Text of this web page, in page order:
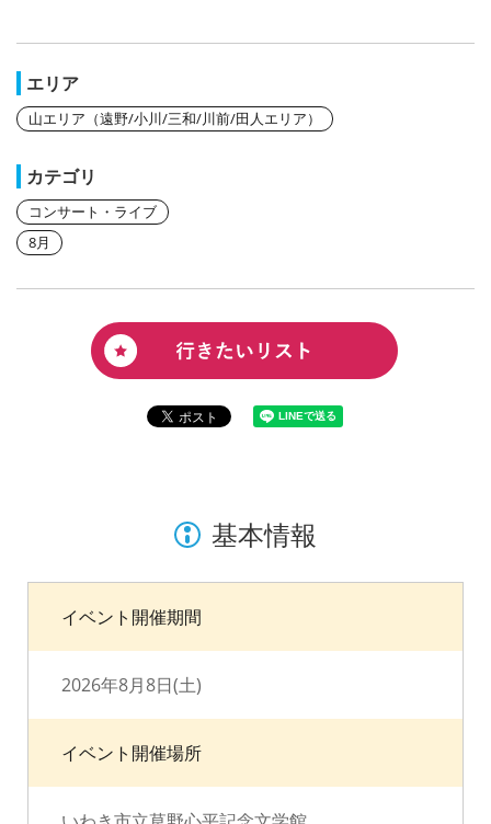
エリア
山エリア（遠野/小川/三和/川前/田人エリア）
カテゴリ
コンサート・ライブ
8月
基本情報
イベント開催期間
2026年8月8日(土)
イベント開催場所